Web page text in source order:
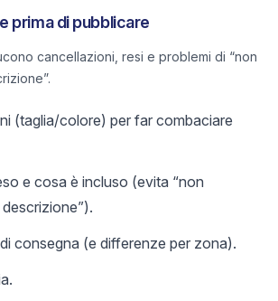
prima di pubblicare
cancellazioni, resi e problemi di “non
(taglia/colore) per far combaciare
e cosa è incluso (evita “non
consegna (e differenze per zona).